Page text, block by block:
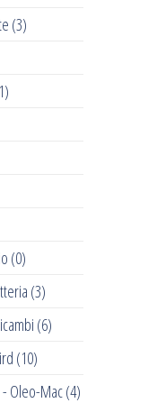
(3)
(0)
(3)
(6)
(10)
Oleo-Mac(4)